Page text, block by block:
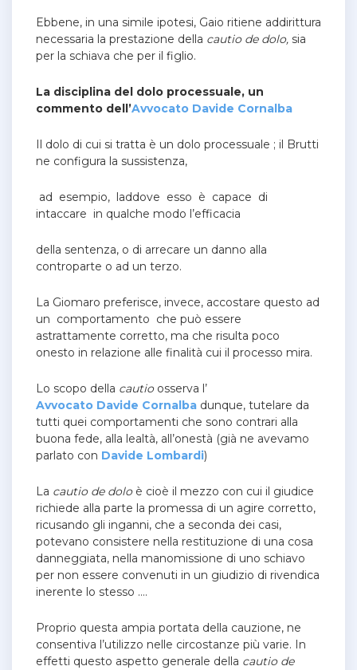
Ebbene, in una simile ipotesi, Gaio ritiene addirittura
necessaria la prestazione della cautio de dolo, sia
per la schiava che per il figlio.
La disciplina del dolo processuale, un
commento dell’Avvocato Davide Cornalba
Il dolo di cui si tratta è un dolo processuale ; il Brutti
ne configura la sussistenza,
ad esempio, laddove esso è capace di
intaccare in qualche modo l’efficacia
della sentenza, o di arrecare un danno alla
controparte o ad un terzo.
La Giomaro preferisce, invece, accostare questo ad
un comportamento che può essere
astrattamente corretto, ma che risulta poco
onesto in relazione alle finalità cui il processo mira.
Lo scopo della cautio osserva l’
Avvocato Davide Cornalba dunque, tutelare da
tutti quei comportamenti che sono contrari alla
buona fede, alla lealtà, all’onestà (già ne avevamo
parlato con Davide Lombardi)
La cautio de dolo è cioè il mezzo con cui il giudice
richiede alla parte la promessa di un agire corretto,
ricusando gli inganni, che a seconda dei casi,
potevano consistere nella restituzione di una cosa
danneggiata, nella manomissione di uno schiavo
per non essere convenuti in un giudizio di rivendica
inerente lo stesso ….
Proprio questa ampia portata della cauzione, ne
consentiva l’utilizzo nelle circostanze più varie. In
effetti questo aspetto generale della cautio de